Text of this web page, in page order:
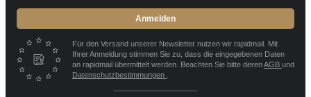
Anmelden
Für den Versand unserer Newsletter nutzen wir rapidmail. Mit
Ihrer Anmeldung stimmen Sie zu, dass die eingegebenen Daten
an rapidmail übermittelt werden. Beachten Sie bitte derenAGB und
Datenschutzbestimmungen